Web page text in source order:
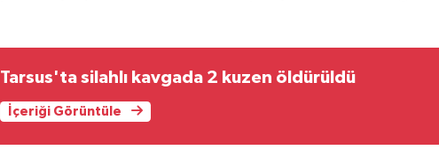
Tarsus'ta silahlı kavgada 2 kuzen öldürüldü
İçeriği Görüntüle